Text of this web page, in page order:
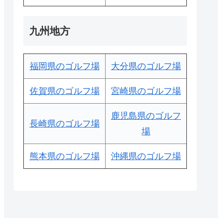
九州地方
福岡県のゴルフ場 大分県のゴルフ場
佐賀県のゴルフ場 宮崎県のゴルフ場
長崎県のゴルフ場
鹿児島県のゴルフ
場
熊本県のゴルフ場 沖縄県のゴルフ場